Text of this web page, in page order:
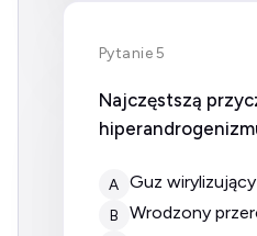
Pytanie 5
Najczęstszą
A Guz
B
Wrodzony